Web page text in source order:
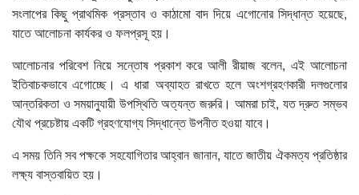
সংলাপের কিছু প্রাথমিক প্রস্তাব ও কাঠামো বাদ দিয়ে এগোনোর সিদ্ধান্ত হয়েছে,
যাতে আলোচনা কার্যকর ও ফলপ্রসূ হয়।
আলোচনার পরিবেশ নিয়ে সন্তোষ প্রকাশ করে আলী রীয়াজ বলেন, এই আলোচনা
ইতিবাচকভাবে এগোচ্ছে। এ ধারা অব্যাহত রাখতে হলে অংশগ্রহণকারী দলগুলোর
আন্তরিকতা ও সময়ানুযায়ী উপস্থিতি অত্যন্ত জরুরি। আমরা চাই, যত দ্রুত সম্ভব
যৌথ প্রচেষ্টায় একটি গ্রহণযোগ্য সিদ্ধান্তে উপনীত হওয়া যাবে।
এ সময় তিনি সব পক্ষকে সহযোগিতার আহ্বান জানান, যাতে জাতীয় ঐকমত্য প্রতিষ্ঠার
লক্ষ্য বাস্তবায়িত হয়।